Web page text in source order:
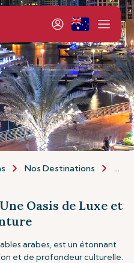
Nos Destinations
Oasis de Luxe et
arabes, est un étonnant
et de profondeur culturelle.